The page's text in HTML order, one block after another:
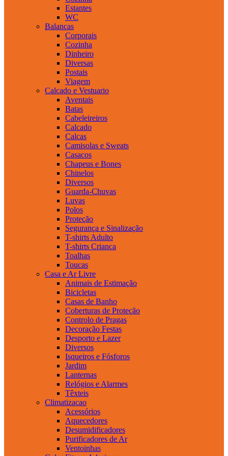
Estantes
WC
Balancas
Corporais
Cozinha
Dinheiro
Diversas
Postais
Viagem
Calcado e Vestuario
Aventais
Batas
Cabeleireiros
Calcado
Calcas
Camisolas e Sweats
Casacos
Chapeus e Bones
Chinelos
Diversos
Guarda-Chuvas
Luvas
Polos
Proteção
Segurança e Sinalização
T-shirts Adulto
T-shirts Crianca
Toalhas
Toucas
Casa e Ar Livre
Animais de Estimação
Bicicletas
Casas de Banho
Coberturas de Proteção
Controlo de Pragas
Decoração Festas
Desporto e Lazer
Diversos
Isqueiros e Fósforos
Jardim
Lanternas
Relógios e Alarmes
Têxteis
Climatizacao
Acessórios
Aquecedores
Desumidificadores
Purificadores de Ar
Ventoinhas